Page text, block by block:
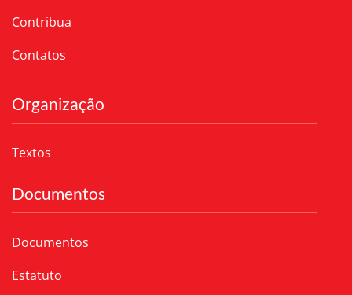
Contribua
Contatos
Organização
Textos
Documentos
Documentos
Estatuto